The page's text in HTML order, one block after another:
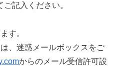
記入ください。
す。
、迷惑メールボックスをご
からのメール受信許可設